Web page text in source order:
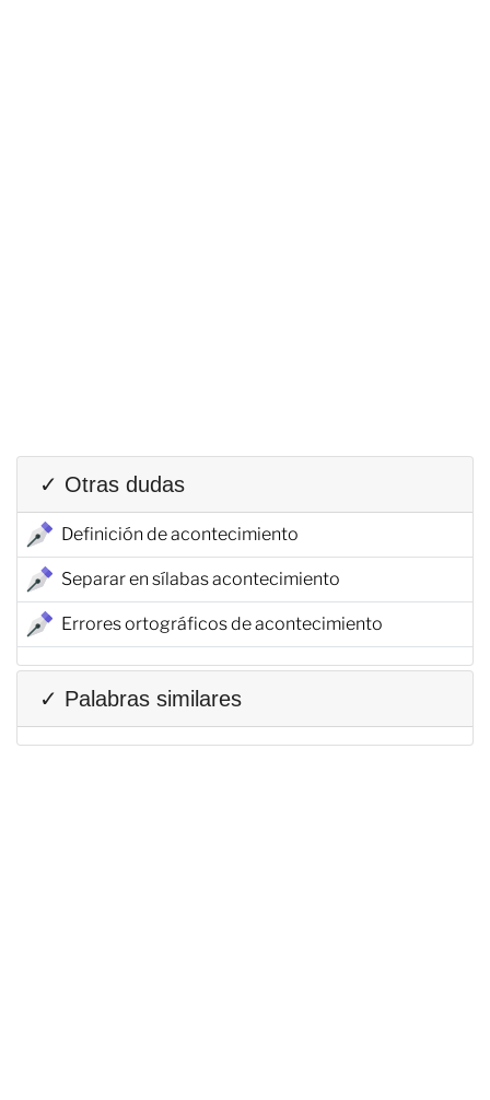
✓ Otras dudas
Definición de acontecimiento
Separar en sílabas acontecimiento
Errores ortográficos de acontecimiento
✓ Palabras similares